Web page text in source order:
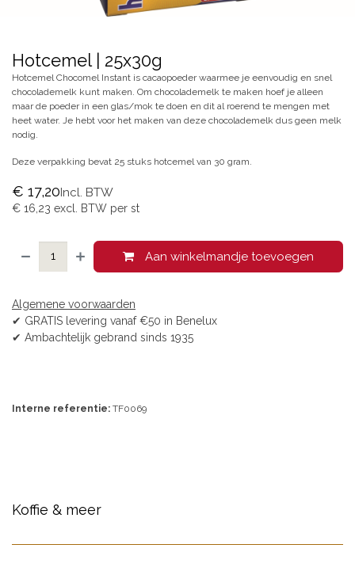
Hotcemel | 25x30g
Hotcemel Chocomel Instant is cacaopoeder waarmee je eenvoudig en snel
chocolademelk kunt maken. Om chocolademelk te maken hoef je alleen
maar de poeder in een glas/mok te doen en dit al roerend te mengen met
heet water. Je hebt voor het maken van deze chocolademelk dus geen melk
nodig.
Deze verpakking bevat 25 stuks hotcemel van 30 gram.
€ 17,20Incl. BTW
€ 16,23 excl. BTW per st
Aan winkelmandje toevoegen
Algemene voorwaarden
✔ GRATIS levering vanaf €50 in Benelux
✔ Ambachtelijk gebrand sinds 1935
Interne referentie: TF0069
Koffie & meer